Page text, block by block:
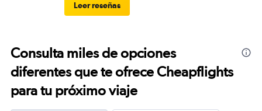
Leer reseñas
Consulta miles de opciones
diferentes que te ofrece Cheapflights
para tu próximo viaje